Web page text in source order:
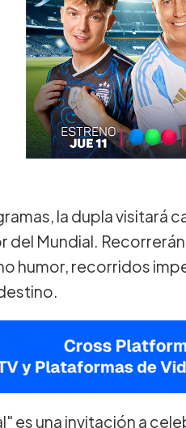
la dupla visitará
del Mundial.
humor, recorridos
es una invitación a